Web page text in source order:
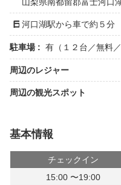
河口湖駅から車で約５分
駐車場 : 有（１２台／無料／
周辺のレジャー
周辺の観光スポット
基本情報
チェックイン
15:00 〜19:00